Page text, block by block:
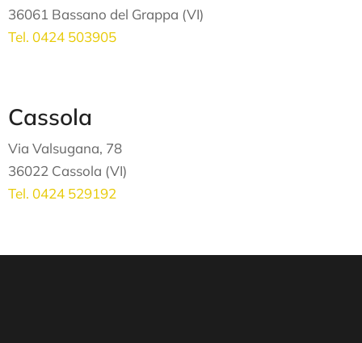
36061 Bassano del Grappa (VI)
Tel. 0424 503905
Cassola
Via Valsugana, 78
36022 Cassola (VI)
Tel. 0424 529192